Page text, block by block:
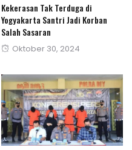
Kekerasan Tak Terduga di
Yogyakarta Santri Jadi Korban
Salah Sasaran
Posted
Oktober 30, 2024